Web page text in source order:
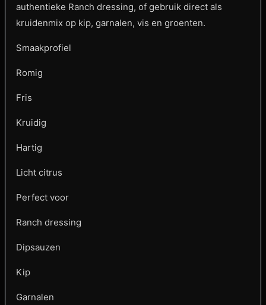
authentieke Ranch dressing, of gebruik direct als
kruidenmix op kip, garnalen, vis en groenten.
Smaakprofiel
Romig
Fris
Kruidig
Hartig
Licht citrus
Perfect voor
Ranch dressing
Dipsauzen
Kip
Garnalen